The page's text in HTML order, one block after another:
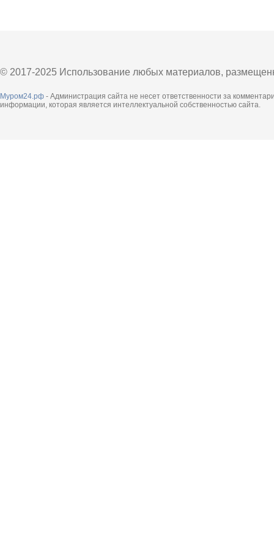
© 2017-2025 Использование любых материалов,
Муром24.рф - Администрация сайта не несет ответственности за
информации, которая является интеллектуальной собственностью сайта.